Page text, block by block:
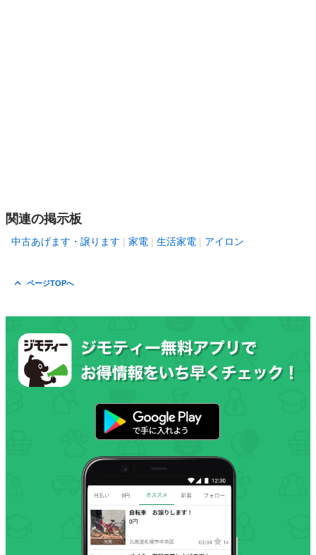
関連の掲示板
中古あげます・譲ります 家電 生活家電 アイロン
ページTOPへ